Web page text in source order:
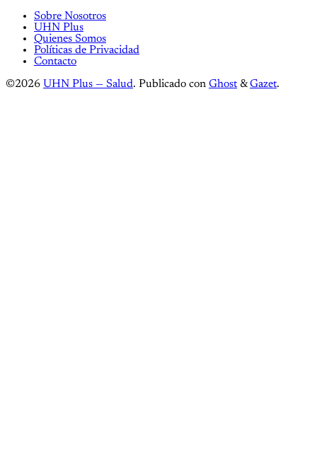
Sobre Nosotros
UHN Plus
Quienes Somos
Políticas de Privacidad
Contacto
©2026 UHN Plus — Salud. Publicado con Ghost &Gazet.